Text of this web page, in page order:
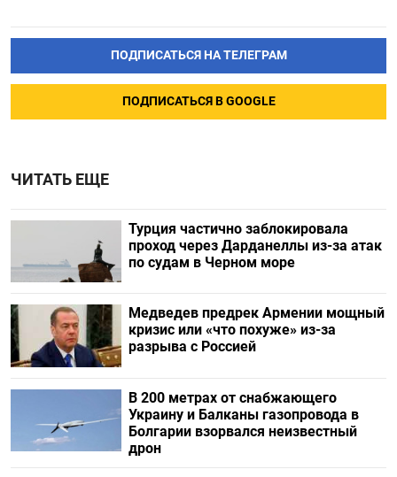
ПОДПИСАТЬСЯ НА ТЕЛЕГРАМ
ПОДПИСАТЬСЯ В GOOGLE
ЧИТАТЬ ЕЩЕ
Турция частично заблокировала
проход через Дарданеллы из-за атак
по судам в Черном море
Медведев предрек Армении мощный
кризис или «что похуже» из-за
разрыва с Россией
В 200 метрах от снабжающего
Украину и Балканы газопровода в
Болгарии взорвался неизвестный
дрон